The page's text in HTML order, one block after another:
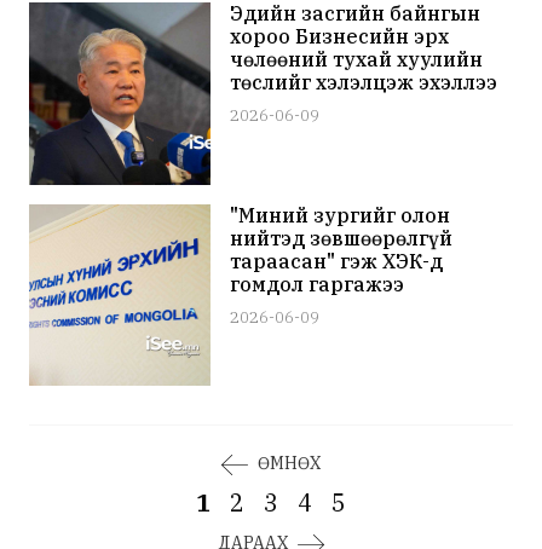
Эдийн засгийн байнгын
хороо Бизнесийн эрх
чөлөөний тухай хуулийн
төслийг хэлэлцэж эхэллээ
2026-06-09
"Миний зургийг олон
нийтэд зөвшөөрөлгүй
тараасан" гэж ХЭҮК-д
гомдол гаргажээ
2026-06-09
ӨМНӨХ
1 2 3 4 5
ДАРААХ